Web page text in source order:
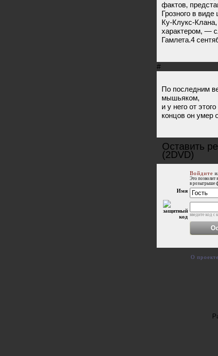
фактов,
Грозного в
Ку-Клукс-
характером, —
Гамлета.4
#
По последним
мышьяком,
и у него от
концов он умер
Оставить
(2DVD)
Войдите
Это позволит
в розыгрыше
Имя
введите код с
О